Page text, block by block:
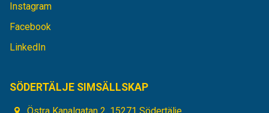
Instagram
Facebook
LinkedIn
SÖDERTÄLJE SIMSÄLLSKAP